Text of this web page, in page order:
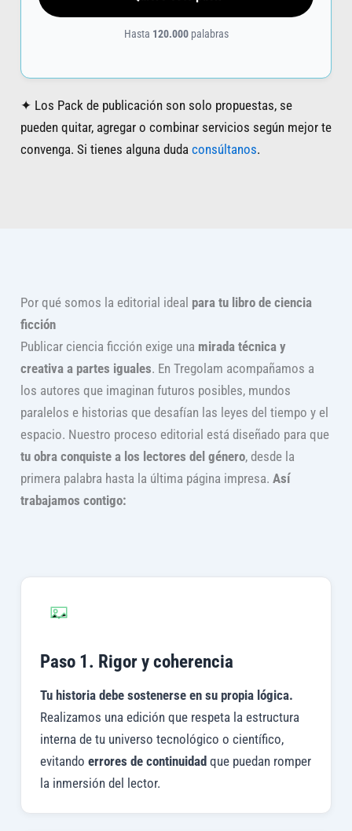
Hasta 120.000palabras
✦ Los Pack de publicación son solo propuestas, se
pueden quitar, agregar o combinar servicios según mejor te
convenga. Si tienes alguna duda consúltanos.
Por qué somos la editorial ideal para tu libro de ciencia
ficción
Publicar ciencia ficción exige una mirada técnica y
creativa a partes iguales. En Tregolam acompañamos a
los autores que imaginan futuros posibles, mundos
paralelos e historias que desafían las leyes del tiempo y el
espacio. Nuestro proceso editorial está diseñado para que
tu obra conquiste a los lectores del género, desde la
primera palabra hasta la última página impresa. Así
trabajamos contigo:
Paso 1. Rigor y coherencia
Tu historia debe sostenerse en su propia lógica.
Realizamos una edición que respeta la estructura
interna de tu universo tecnológico o científico,
evitando errores de continuidad que puedan romper
la inmersión del lector.